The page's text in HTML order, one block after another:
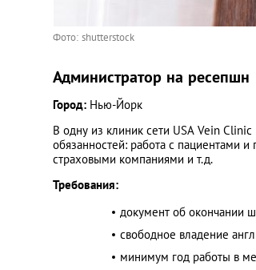
Фото: shutterstock
Администратор на ресепшн
Город: Нью-Йорк
В одну из клиник сети USA Vein
обязанностей: работа с пациентами
страховыми компаниями и т.д.
Требования:
документ об окончании
свободное владение
минимум год работы в